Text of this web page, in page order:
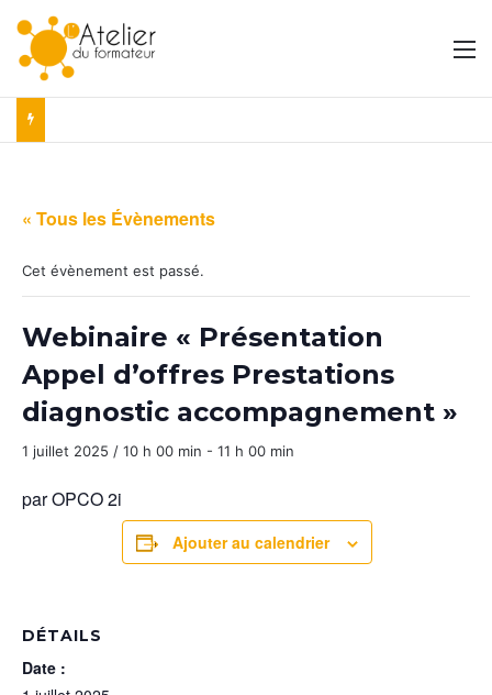
« Tous les Évènements
Cet évènement est passé.
Webinaire « Présentation
Appel d’offres Prestations
diagnostic accompagnement »
1 juillet 2025 / 10 h 00 min - 11 h 00 min
par OPCO 2i
Ajouter au calendrier
DÉTAILS
Date :